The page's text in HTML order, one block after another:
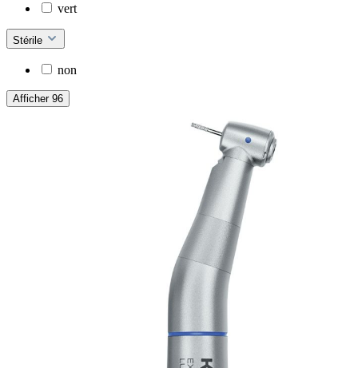
vert
Stérile
non
Afficher 96